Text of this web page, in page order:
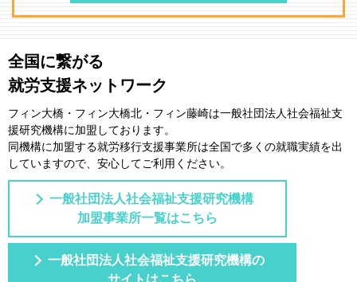
全国に繋がる
就労支援ネットワーク
フィン大橋・フィン大橋北・フィン藤崎は一般社団法⼈社会福祉⽀
援研究機構に加盟しております。
同機構に加盟する就労移⾏⽀援事業所は全国で多くの就職実績を出
していますので、安⼼してご利⽤ください。
一般社団法人社会福祉支援研究機構
加盟事業所一覧はこちら
一般社団法人社会福祉支援研究機構の
サイトはこちら